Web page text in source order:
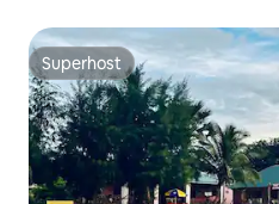
Superhost
Superhost